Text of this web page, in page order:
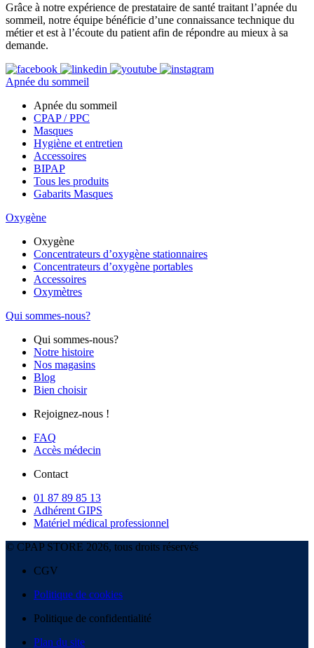
Grâce à notre expérience de prestataire de santé traitant l’apnée du
sommeil, notre équipe bénéficie d’une connaissance technique du
métier et est à l’écoute du patient afin de répondre au mieux à sa
demande.
Apnée du sommeil
Apnée du sommeil
CPAP / PPC
Masques
Hygiène et entretien
Accessoires
BIPAP
Tous les produits
Gabarits Masques
Oxygène
Oxygène
Concentrateurs d’oxygène stationnaires
Concentrateurs d’oxygène portables
Accessoires
Oxymètres
Qui sommes-nous?
Qui sommes-nous?
Notre histoire
Nos magasins
Blog
Bien choisir
Rejoignez-nous !
FAQ
Accès médecin
Contact
01 87 89 85 13
Adhérent GIPS
Matériel médical professionnel
© CPAP STORE 2026, tous droits réservés
CGV
Politique de cookies
Politique de confidentialité
Plan du site